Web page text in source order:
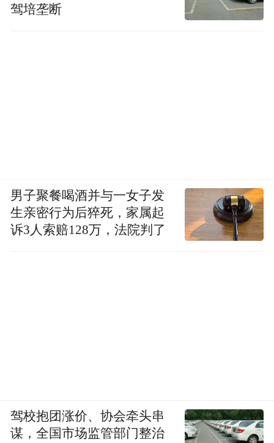
驾培垄断
男子聚餐喝酒并与一女子发
生亲密行为后猝死，家属起
诉3人索赔128万，法院判了
驾校抱团涨价、协会牵头串
谋，全国市场监管部门整治